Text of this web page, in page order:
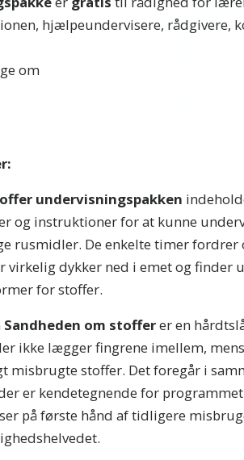
hjælpeundervisere, rådgivere,
om
undervisningspakken
og instruktioner for at kunne
rusmidler. De enkelte timer fordrer
virkelig dykker ned i emet og finder
for stoffer.
Sandheden om stofferer en
ikke lægger fingrene imellem,
misbrugte stoffer. Det foregår i
er kendetegnende for
på første hånd af tidligere